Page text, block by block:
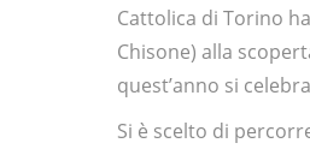
Cattolica di Torino
Chisone) alla
quest’anno si
Si è scelto di